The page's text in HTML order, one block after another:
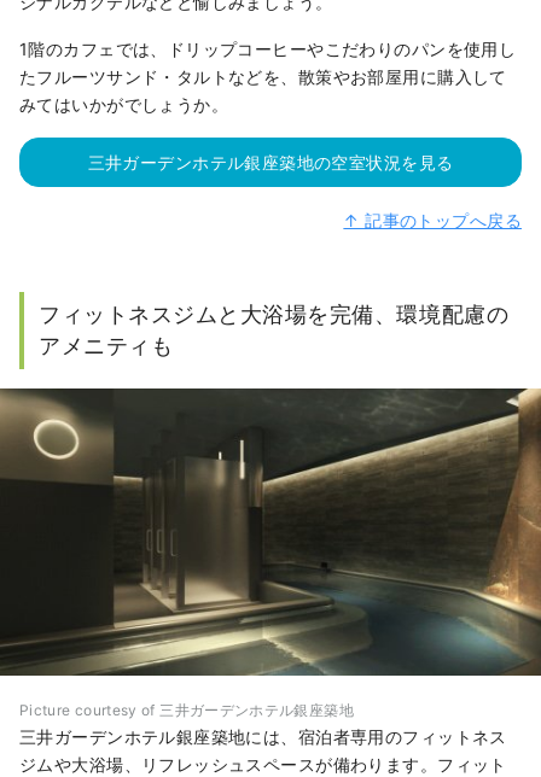
1階のカフェでは、ドリップコーヒーやこだわりのパンを使用し
たフルーツサンド・タルトなどを、散策やお部屋用に購入して
みてはいかがでしょうか。
三井ガーデンホテル銀座築地の空室状況を見る
↑ 記事のトップへ戻る
フィットネスジムと大浴場を完備、環境配慮の
アメニティも
Picture courtesy of 三井ガーデンホテル銀座築地
三井ガーデンホテル銀座築地には、宿泊者専用のフィットネス
ジムや大浴場、リフレッシュスペースが備わります。フィット